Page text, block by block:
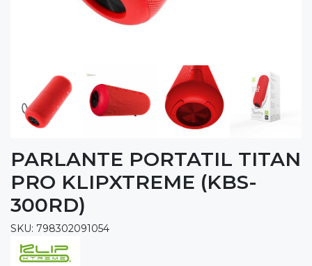
PARLANTE PORTATIL TITAN
PRO KLIPXTREME (KBS-
300RD)
SKU: 798302091054